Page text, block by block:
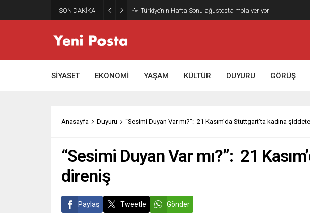
SON DAKİKA Gazze’nin geleceği: Teknokratik kontrol mü, kolonializm mi?
SİYASET EKONOMİ YAŞAM KÜLTÜR DUYURU GÖRÜŞ
Anasayfa Duyuru “Sesimi Duyan Var mı?”: 21 Kasım’da Stuttgart’ta kadına
“Sesimi Duyan Var mı?”: 21
direniş
Paylaş Tweetle Gönder